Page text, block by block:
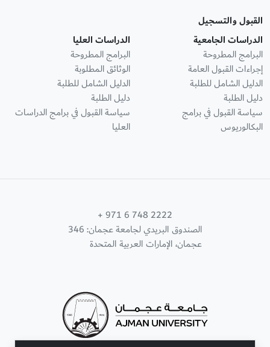
القبول والتسجيل
الدراسات الجامعية
البرامج المطروحة
إجراءات القبول العامة
الدليل الشامل للطلبة
دليل الطلبة
سياسة القبول في برامج
البكالوريوس
الدراسات العليا
البرامج المطروحة
الوثائق المطلوبة
الدليل الشامل للطلبة
دليل الطلبة
سياسة القبول في برامج الدراسات
العليا
+ 971 6 748 2222
الصندوق البريدي لجامعة عجمان: 346
عجمان، الإمارات العربية المتحدة